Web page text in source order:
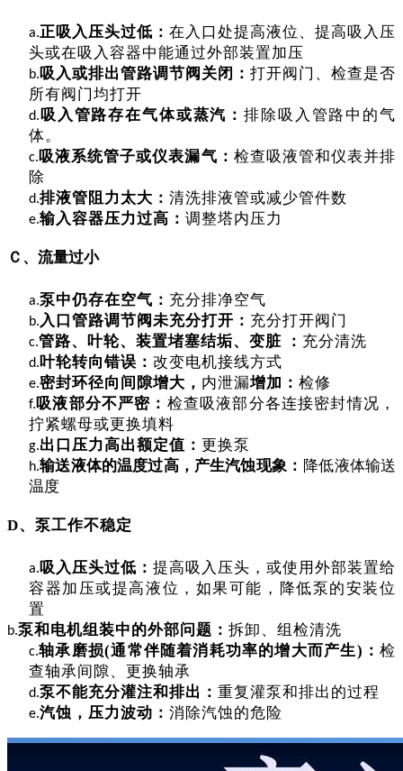
a.正吸入压头过低： 在入口处提高液位、提高吸入压
头或在吸入容器中能通过外部装置加压
b.吸 入或排出管路调节阀关闭： 打开阀门、检查是否
所有阀门均打开
d.吸 入管路存在气体或蒸汽：排除吸入管路中的气
体。
c.吸液系统管子或仪表漏气： 检查吸液管和仪表并排
除
d.排液管阻力太大： 清洗排液管或减少管件数
e.输入容器压力过高： 调整塔内压力
Ｃ、流量过小
a.泵中仍存在空气： 充分排净空气
b.入口管路调节阀未充分打开 ： 充分打开阀门
c.管路、叶轮、装置堵塞结垢、变脏 ： 充分清洗
d.叶轮转向错误 ： 改变电机接线方式
e.密封环径向间隙增大， 内泄漏增加 ： 检修
f.吸液部分不严密 ： 检查吸液部分各连接密封情况，
拧紧螺母或更换填料
g.出口压力高出额定值 ： 更换泵
h.输送液体的温度过高，产生汽蚀现象： 降低液体输送
温度
D、泵工作不稳定
a.吸 入压头过低： 提高吸入压头，或使用外部装置给
容器加压或提高液位，如果可能，降低泵的安装位
置
b.泵和电机组装中的外部问题 ： 拆卸、组检清洗
c.轴承磨损(通常伴随着消耗功率的增大而产生) ：检
查轴承间隙、更换轴承
d.泵不能充分灌注和排出 ： 重复灌泵和排出的过程
e.汽蚀，压力波动 ： 消除汽蚀的危险